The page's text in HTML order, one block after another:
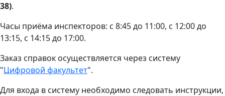
38).
Часы приёма инспекторов: с 8:45 до 11:00, с 12:00 до
13:15, с 14:15 до 17:00.
Заказ справок осуществляется через систему
"Цифровой факультет".
Для входа в систему необходимо следовать инструкции,